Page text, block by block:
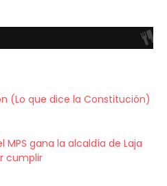
(Lo que dice la Constitución)
gana la alcaldía de Laja
cumplir